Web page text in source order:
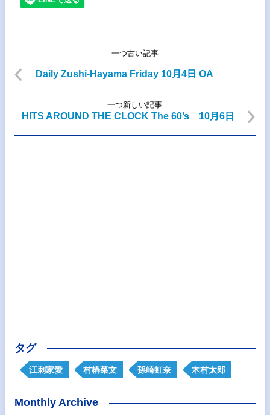
一つ古い記事
Daily Zushi-Hayama Friday 10月4日 OA
一つ新しい記事
HITS AROUND THE CLOCK The 60’s 10月6日
タグ
江刺家愛 村椿菜文 孫崎虹奈 木村太郎
Monthly Archive